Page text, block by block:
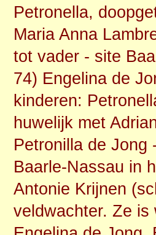
Petronella,
Maria Anna
tot vader - site
74) Engelina de
kinderen:
huwelijk met
Petronilla de Jong
Baarle-Nassau in
Antonie Krijnen
veldwachter. Ze is